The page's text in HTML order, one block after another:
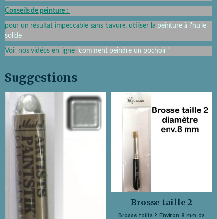
Conseils de peinture :
pour un résultat impeccable sans bavure, utiliser la peinture à l'huile
solide
Voir nos vidéos en ligne "comment peindre un pochoir"
Suggestions
Brosse taille 2
Brosse taille 2 Environ 8 mm de